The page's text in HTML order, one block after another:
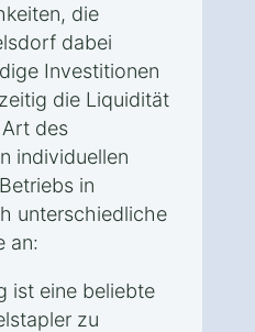
die
dabei
Investitionen
die Liquidität
des
individuellen
in
unterschiedliche
an:
ist eine beliebte
zu